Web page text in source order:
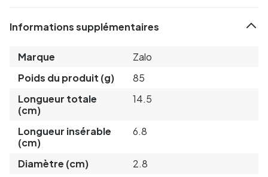
Informations supplémentaires
Marque
Zalo
Poids du produit (g)
85
Longueur totale
(cm)
14.5
Longueur insérable
(cm)
6.8
Diamètre (cm)
2.8